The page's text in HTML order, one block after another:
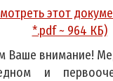
этот
*.pdf ~ 964 КБ)
внимание!
и